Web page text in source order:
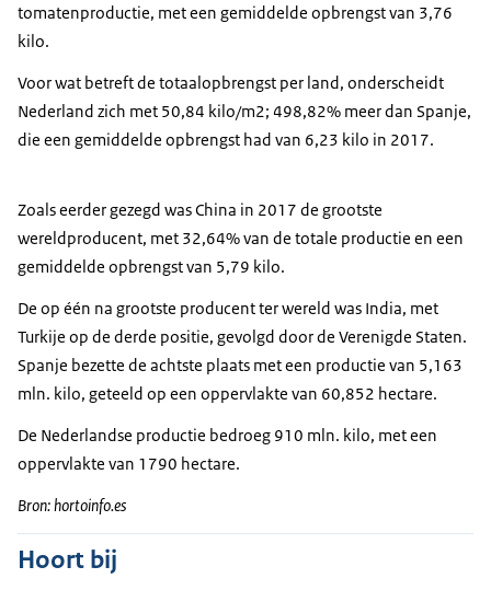
tomatenproductie, met een gemiddelde opbrengst van 3,76
kilo.
Voor wat betreft de totaalopbrengst per land, onderscheidt
Nederland zich met 50,84 kilo/m2; 498,82% meer dan Spanje,
die een gemiddelde opbrengst had van 6,23 kilo in 2017.
Zoals eerder gezegd was China in 2017 de grootste
wereldproducent, met 32,64% van de totale productie en een
gemiddelde opbrengst van 5,79 kilo.
De op één na grootste producent ter wereld was India, met
Turkije op de derde positie, gevolgd door de Verenigde Staten.
Spanje bezette de achtste plaats met een productie van 5,163
mln. kilo, geteeld op een oppervlakte van 60,852 hectare.
De Nederlandse productie bedroeg 910 mln. kilo, met een
oppervlakte van 1790 hectare.
Bron: hortoinfo.es
Hoort bij